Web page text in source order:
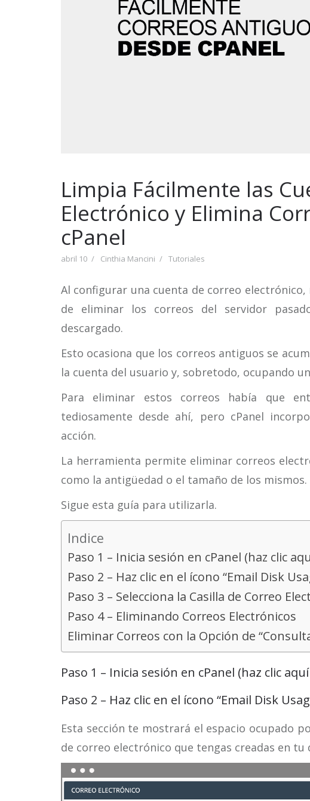
Limpia Fácilmente las
Electrónico y Elimina
cPanel
abril 10 Cinthia Mancini Tutoriales
Al configurar una cuenta de correo
de eliminar los correos del servidor
descargado.
Esto ocasiona que los correos antiguos se
la cuenta del usuario y, sobretodo, ocupando
Para eliminar estos correos había que
tediosamente desde ahí, pero cPanel
acción.
La herramienta permite eliminar correos
como la antigüedad o el tamaño de los mismos.
Sigue esta guía para utilizarla.
Indice
Paso 1 – Inicia sesión en cPanel (haz clic
Paso 2 – Haz clic en el ícono “Email Disk
Paso 3 – Selecciona la Casilla de Correo
Paso 4 – Eliminando Correos Electrónicos
Eliminar Correos con la Opción de
Paso 1 – Inicia sesión en cPanel (haz clic
Paso 2 – Haz clic en el ícono “Email Disk
Esta sección te mostrará el espacio ocupado
de correo electrónico que tengas creadas en tu